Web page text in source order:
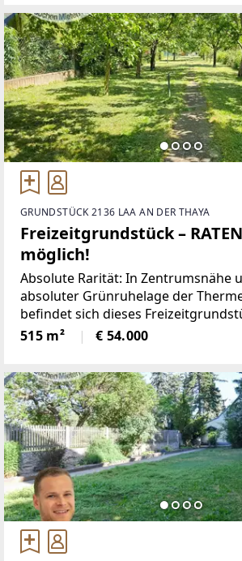
GRUNDSTÜCK 2136 LAA AN DER THAYA
Freizeitgrundstück –
möglich!
Absolute Rarität: In Zentrumsnähe
absoluter Grünruhelage der
befindet sich dieses
verschiedensten Obstbäumen und
bepflanzt ist, und es eignet sich
515 m² € 54.000